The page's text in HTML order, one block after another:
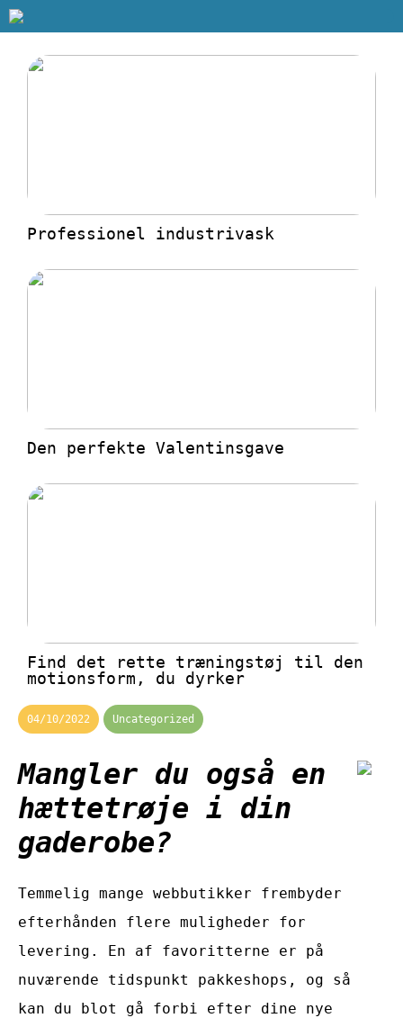
Professionel industrivask
Den perfekte Valentinsgave
Find det rette træningstøj til den
motionsform, du dyrker
04/10/2022 Uncategorized
Mangler du også en
hættetrøje i din
gaderobe?
Temmelig mange webbutikker frembyder
efterhånden flere muligheder for
levering. En af favoritterne er på
nuværende tidspunkt pakkeshops, og så
kan du blot gå forbi efter dine nye